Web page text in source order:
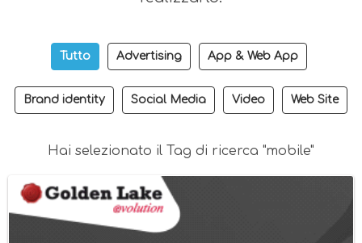
Tutto Advertising App & Web App
Brand identity Social Media Video Web Site
Hai selezionato il Tag di ricerca "mobile"